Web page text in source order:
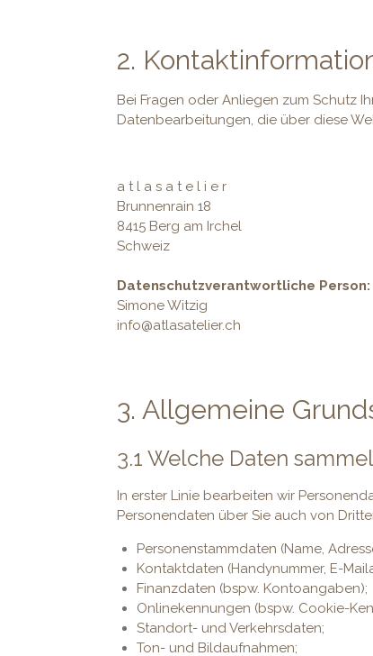
2.
Bei Fragen oder Anliegen zum Schutz
Datenbearbeitungen, die über diese
a t l a s a t e l i e r
Brunnenrain 18
8415 Berg am Irchel
Schweiz
Datenschutzverantwortliche Person:
Simone Witzig
info@atlasatelier.ch
3. Allgemeine
3.1 Welche Daten
In erster Linie bearbeiten wir
Personendaten über Sie auch von
Personenstammdaten (Name,
Kontaktdaten (Handynummer, E-
Finanzdaten (bspw. Kontoangaben);
Onlinekennungen (bspw. Cookie-
Standort- und Verkehrsdaten;
Ton- und Bildaufnahmen;